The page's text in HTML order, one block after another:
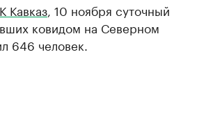
Кавказ, 10 ноября суточный
ковидом на Северном
646 человек.